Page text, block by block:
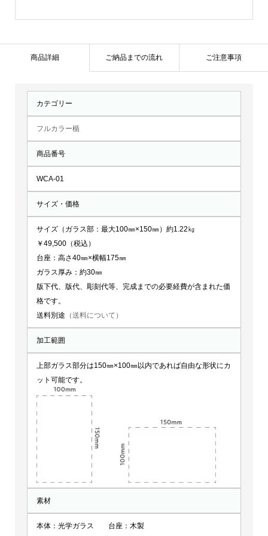
能
ラ
盾：
個
商品詳細 ご納品までの流れ ご注意事項
カテゴリー
フルカラー楯
商品番号
WCA-01
サイズ・価格
サイズ（ガラス部：最大100㎜×150㎜）約1.22㎏
￥49,500（税込）
台座：高さ40㎜×横幅175㎜
ガラス厚み：約30㎜
版下代、版代、彫刻代等、完成までの必要経費が含まれた価
格です。
送料別途 （送料について）
加工範囲
上部ガラス部分は150㎜×100㎜以内であれば自由な形状にカ
ット可能です。
素材
本体：光学ガラス 台座：木製